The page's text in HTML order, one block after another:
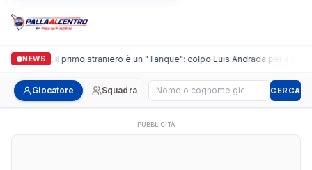
NEWS
Casalguidi, il primo straniero è un "Tanque": colpo Luis Andrada per il
Giocatore Squadra Cerca giocatore CERCA
PUBBLICITÀ